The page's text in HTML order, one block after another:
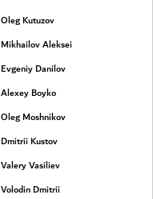
Oleg Kutuzov
Mikhailov Aleksei
Evgeniy Danilov
Alexey Boyko
Oleg Moshnikov
Dmitrii Kustov
Valery Vasiliev
Volodin Dmitrii